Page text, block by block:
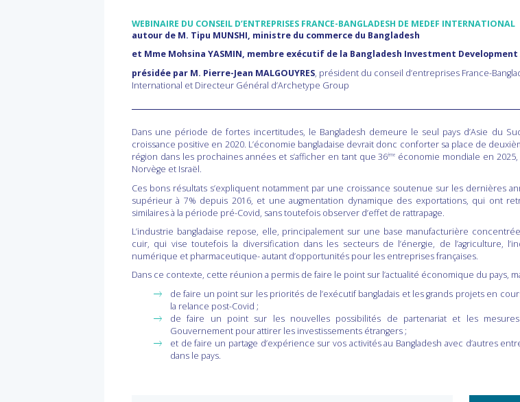
WEBINAIRE DU CONSEIL D’ENTREPRISES FRANCE-BANGLADESH DE MEDEF INTERNATIONAL
autour de M. Tipu MUNSHI, ministre du commerce du Bangladesh
et Mme Mohsina YASMIN, membre exécutif de la Bangladesh Investment
présidée par M. Pierre-Jean MALGOUYRES, président du conseil d’entreprises France-
International et Directeur Général d’Archetype Group
Dans une période de fortes incertitudes, le Bangladesh demeure le seul pays d’Asie du
croissance positive en 2020. L’économie bangladaise devrait donc conforter sa place de
région dans les prochaines années et s’afficher en tant que 36ème économie mondiale en
Norvège et Israël.
Ces bons résultats s’expliquent notamment par une croissance soutenue sur les dernières
supérieur à 7% depuis 2016, et une augmentation dynamique des exportations, qui ont
similaires à la période pré-Covid, sans toutefois observer d’effet de rattrapage.
L’industrie bangladaise repose, elle, principalement sur une base manufacturière
cuir, qui vise toutefois la diversification dans les secteurs de l’énergie, de l’agriculture,
numérique et pharmaceutique- autant d’opportunités pour les entreprises françaises.
Dans ce contexte, cette réunion a permis de faire le point sur l’actualité économique du pays,
de faire un point sur les priorités de l’exécutif bangladais et les grands projets en
la relance post-Covid ;
de faire un point sur les nouvelles possibilités de partenariat et les
Gouvernement pour attirer les investissements étrangers ;
et de faire un partage d’expérience sur vos activités au Bangladesh avec d’autres
dans le pays.